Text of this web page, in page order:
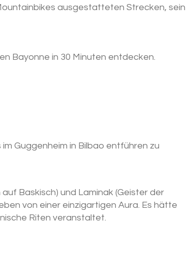
ausgestatteten Strecken, sein
Bayonne in 30 Minuten entdecken.
Guggenheim in Bilbao entführen zu
Baskisch) und Laminak (Geister der
von einer einzigartigen Aura. Es hätte
Riten veranstaltet.